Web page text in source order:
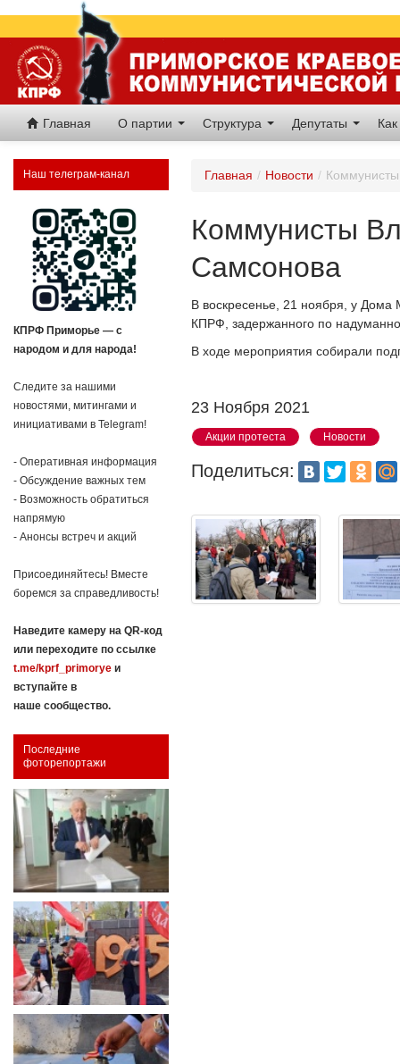
Главная О партии Структура Депутаты
Наш телеграм-канал
КПРФ Приморье — с
народом и для народа!
Следите за нашими
новостями, митингами и
инициативами в Telegram!
- Оперативная информация
- Обсуждение важных тем
- Возможность обратиться
напрямую
- Анонсы встреч и акций
Присоединяйтесь! Вместе
боремся за справедливость!
Наведите камеру на QR-код
или переходите по ссылке
t.me/kprf_primorye и
вступайте в
наше сообщество.
Последние
фоторепортажи
Главная / Новости /
Коммунисты
Самсонова
В воскресенье, 21 ноября, у
КПРФ, задержанного по
В ходе мероприятия собирали
23 Ноября 2021
Акции протеста Новости
Поделиться: